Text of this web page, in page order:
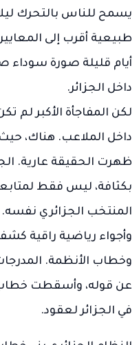
يسمح للناس بالتحرك
طبيعية أقرب إلى
أيام قليلة صورة سوداء
داخل الجزائر.
لكن المفاجأة الأكبر لم
داخل الملاعب. هناك،
ظهرت الحقيقة عارية.
بكثافة، ليس فقط
المنتخب الجزائري
وأجواء رياضية راقية
وخطاب الأنظمة.
عن قوله، وأسقطت
في الجزائر لعقود.